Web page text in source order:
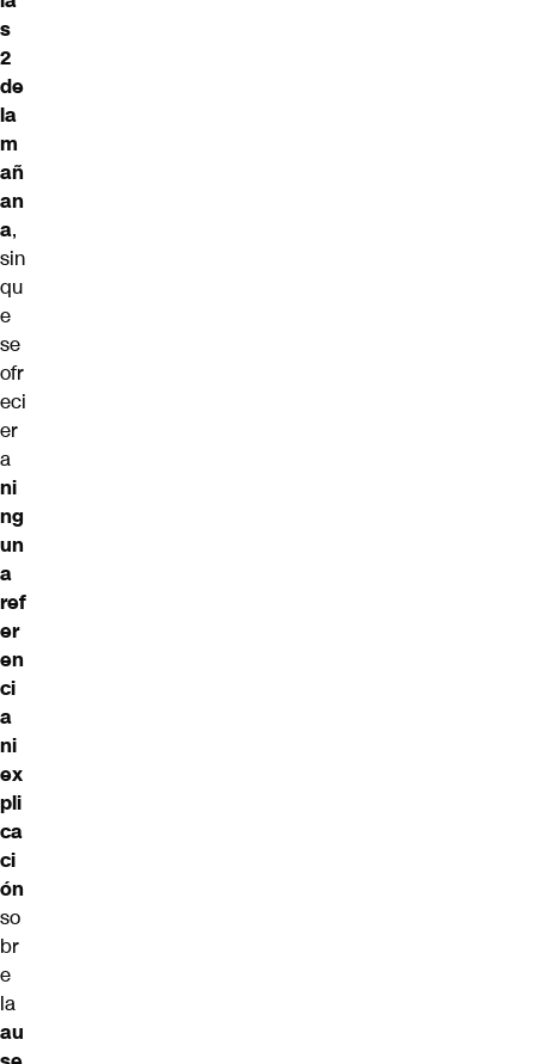
s
2
de
la
m
añ
an
a,
sin
qu
e
se
ofr
eci
er
a
ni
ng
un
a
ref
er
en
ci
a
ni
ex
pli
ca
ci
ón
so
br
e
la
au